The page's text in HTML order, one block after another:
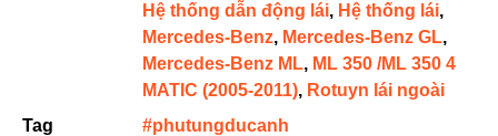
Hệ thống dẫn động lái, Hệ thống lái,
Mercedes-Benz, Mercedes-Benz GL,
Mercedes-Benz ML, ML 350 /ML 350 4
MATIC (2005-2011), Rotuyn lái ngoài
Tag
#phutungducanh